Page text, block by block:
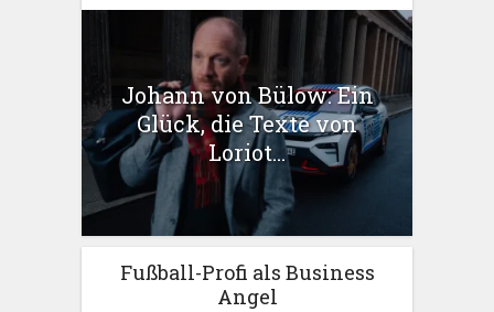
Johann von Bülow: Ein
Glück, die Texte von
Loriot...
Fußball-Profi als Business
Angel